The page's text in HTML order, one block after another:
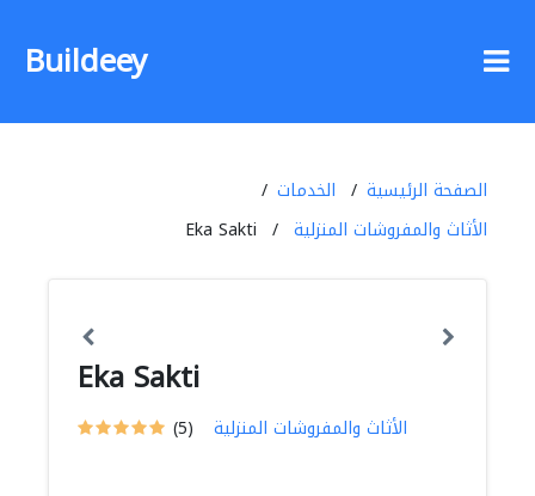
Buildeey
الصفحة الرئيسية
الخدمات
الأثاث والمفروشات المنزلية
Eka Sakti
Eka Sakti
(5) الأثاث والمفروشات المنزلية